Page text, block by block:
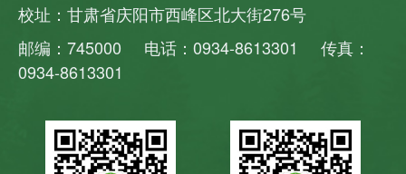
校址：甘肃省庆阳市西峰区北大街276号
邮编：745000 电话：0934-8613301 传真：
0934-8613301